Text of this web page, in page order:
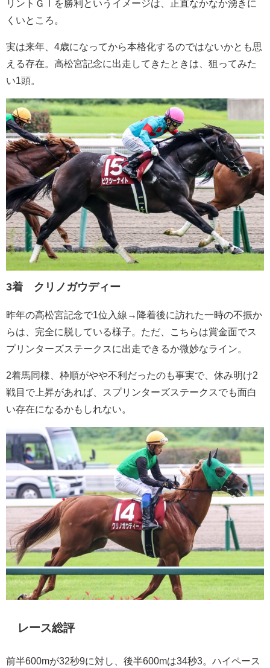
リントＧＩを勝利というイメージは、正直なかなか湧きに
くいところ。
実は来年、4歳になってから本格化するのではないかとも思
える存在。高松宮記念に出走してきたときは、狙ってみた
い1頭。
3着 クリノガウディー
昨年の高松宮記念で1位入線→降着後に訪れた一時の不振か
らは、完全に脱している様子。ただ、こちらは賞金面でス
プリンターズステークスに出走できるか微妙なライン。
2着馬同様、枠順がやや不利だったのも事実で、休み明け2
戦目で上昇があれば、スプリンターズステークスでも面白
い存在になるかもしれない。
レース総評
前半600mが32秒9に対し、後半600mは34秒3。ハイペース